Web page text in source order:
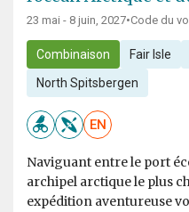
23 mai - 8 juin, 2027•Code du
Combinaison Fair Isle
North Spitsbergen
EN
Naviguant entre le port
archipel arctique le plus
expédition aventureuse